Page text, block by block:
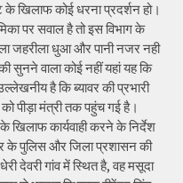
खिलाफ कोई धरना प्रदर्शन हो।
पर सवाल है तो इस विभाग के
जहरीला धुआ और पानी नजर नही
सुनने वाला कोई नहीं यहां यह कि
है कि ब्यावर की प्रभारी
पीड़ा मंत्री तक पहुंच गई है।
खिलाफ कार्यवाही करने के निर्देश
के पुलिस और जिला प्रशासन की
देवरी गांव में स्थित है, वह मसूदा